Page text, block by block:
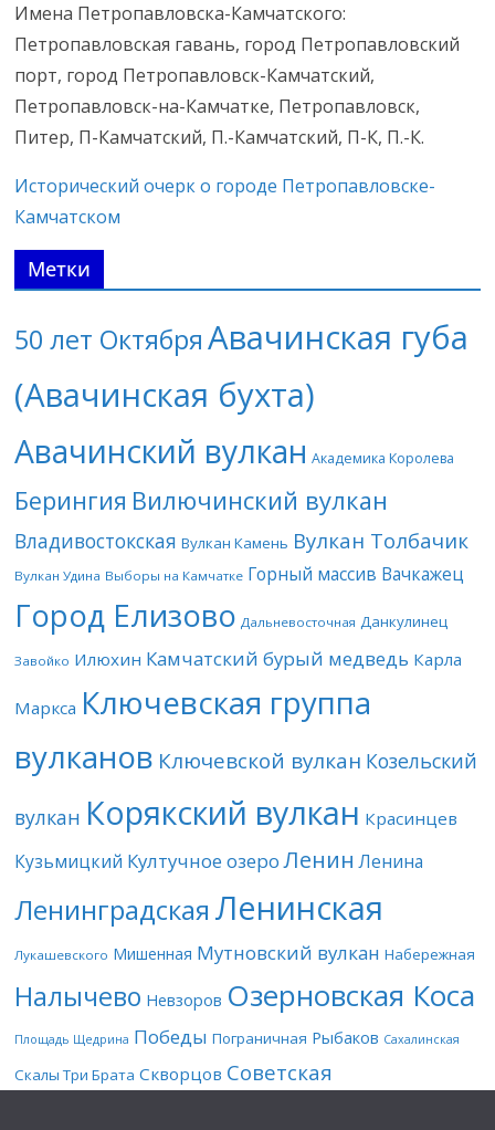
Имена Петропавловска-Камчатского:
Петропавловская гавань, город Петропавловский
порт, город Петропавловск-Камчатский,
Петропавловск-на-Камчатке, Петропавловск,
Питер, П-Камчатский, П.-Камчатский, П-К, П.-К.
Исторический очерк о городе Петропавловске-
Камчатском
Метки
50 лет Октября Авачинская губа
(Авачинская бухта)
Авачинский вулкан Академика Королева
Берингия Вилючинский вулкан
Владивостокская Вулкан Камень Вулкан Толбачик
Вулкан Удина Выборы на Камчатке Горный массив Вачкажец
Город Елизово Дальневосточная Данкулинец
Завойко Илюхин Камчатский бурый медведь Карла
Маркса Ключевская группа
вулканов Ключевской вулкан Козельский
вулкан Корякский вулкан Красинцев
Кузьмицкий Култучное озеро Ленин Ленина
Ленинградская Ленинская
Лукашевского Мишенная Мутновский вулкан Набережная
Налычево Невзоров Озерновская Коса
Площадь Щедрина Победы Пограничная Рыбаков Сахалинская
Скалы Три Брата Скворцов Советская